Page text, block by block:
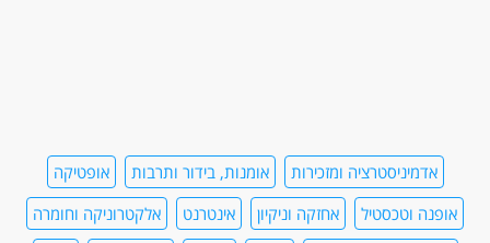
אדמיניסטרציה ומזכירות אומנות, בידור ותרבות
אופטיקה
אופנה וטכסטיל
אחזקה וניקיון אינטרנט
אלקטרוניקה וחומרה